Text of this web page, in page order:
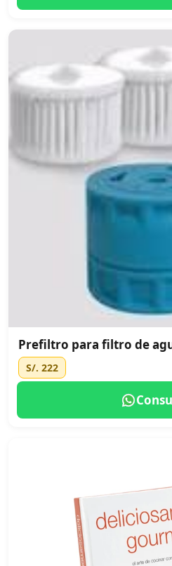
Prefiltro para filtro de
S/. 222